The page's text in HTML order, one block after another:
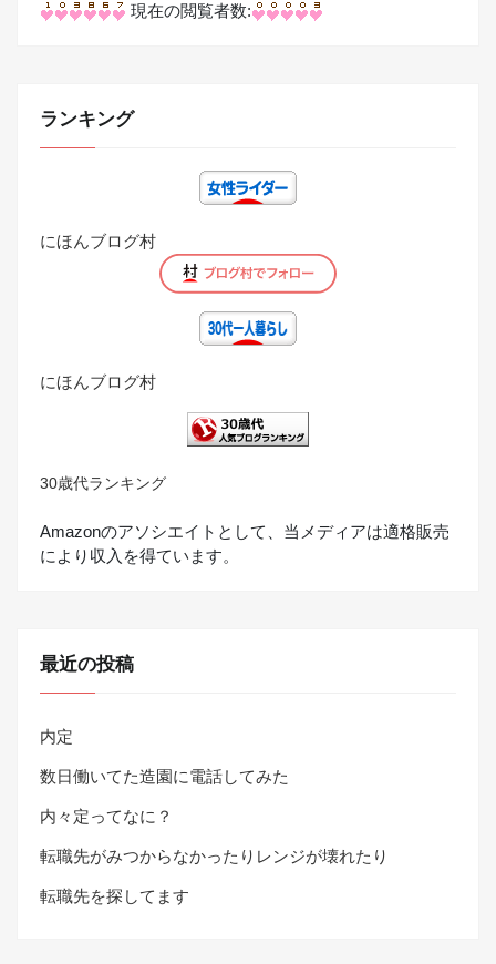
現在の閲覧者数:
ランキング
にほんブログ村
にほんブログ村
30歳代ランキング
Amazonのアソシエイトとして、当メディアは適格販売
により収入を得ています。
最近の投稿
内定
数日働いてた造園に電話してみた
内々定ってなに？
転職先がみつからなかったりレンジが壊れたり
転職先を探してます